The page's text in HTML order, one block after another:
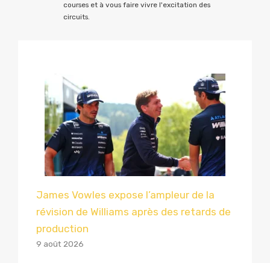
courses et à vous faire vivre l'excitation des
circuits.
James Vowles expose l’ampleur de la
révision de Williams après des retards de
production
9 août 2026